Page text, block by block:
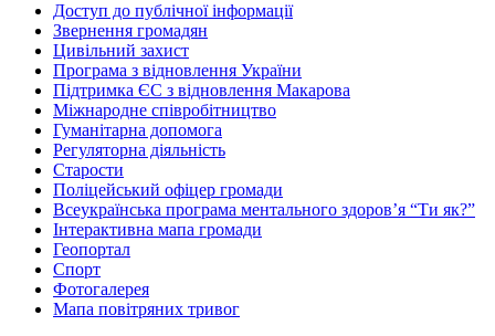
Доступ до публічної інформації
Звернення громадян
Цивільний захист
Програма з відновлення України
Підтримка ЄС з відновлення Макарова
Міжнародне співробітництво
Гуманітарна допомога
Регуляторна діяльність
Старости
Поліцейський офіцер громади
Всеукраїнська програма ментального здоров’я “Ти як?”
Інтерактивна мапа громади
Геопортал
Спорт
Фотогалерея
Мапа повітряних тривог